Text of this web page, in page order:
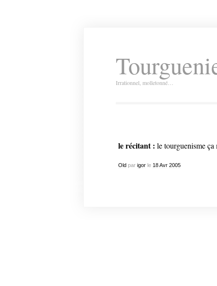
Irrationnel, molletonné…
le récitant : le tourguenisme ça
Oldpar igorle 18 Avr 2005